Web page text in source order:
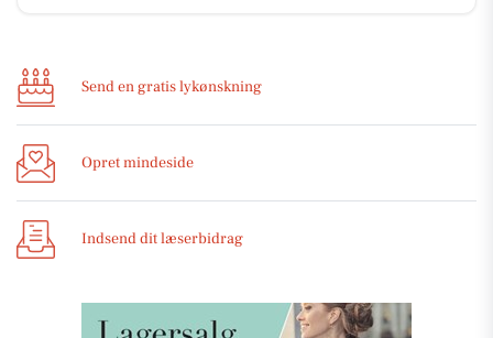
Send en gratis lykønskning
Opret mindeside
Indsend dit læserbidrag